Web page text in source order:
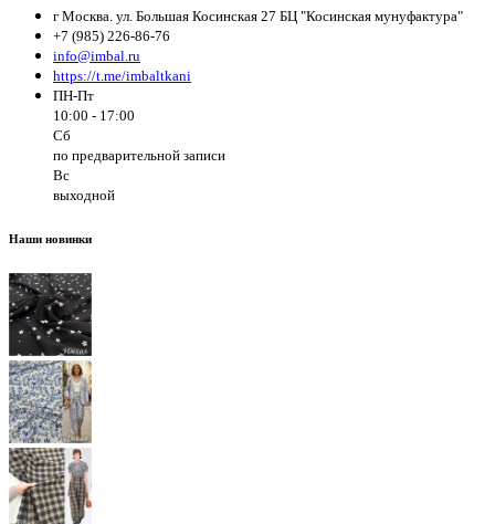
г Москва. ул. Большая Косинская 27 БЦ "Косинская мунуфактура"
+7 (985) 226-86-76
info@imbal.ru
https://t.me/imbaltkani
ПН-Пт
10:00 - 17:00
Сб
по предварительной записи
Вс
выходной
Наши новинки